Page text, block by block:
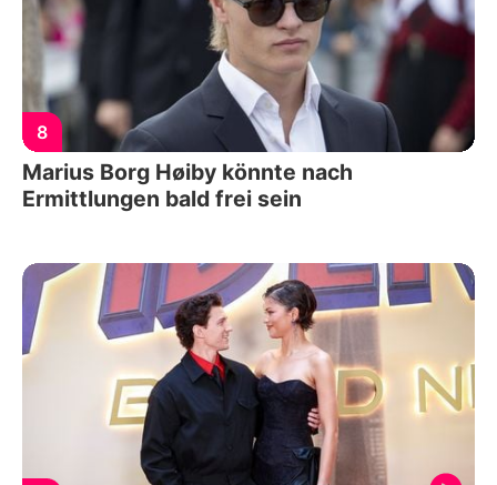
8
Marius Borg Høiby könnte nach
Ermittlungen bald frei sein